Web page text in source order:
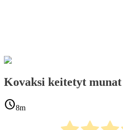
Kovaksi keitetyt munat
schedule8m